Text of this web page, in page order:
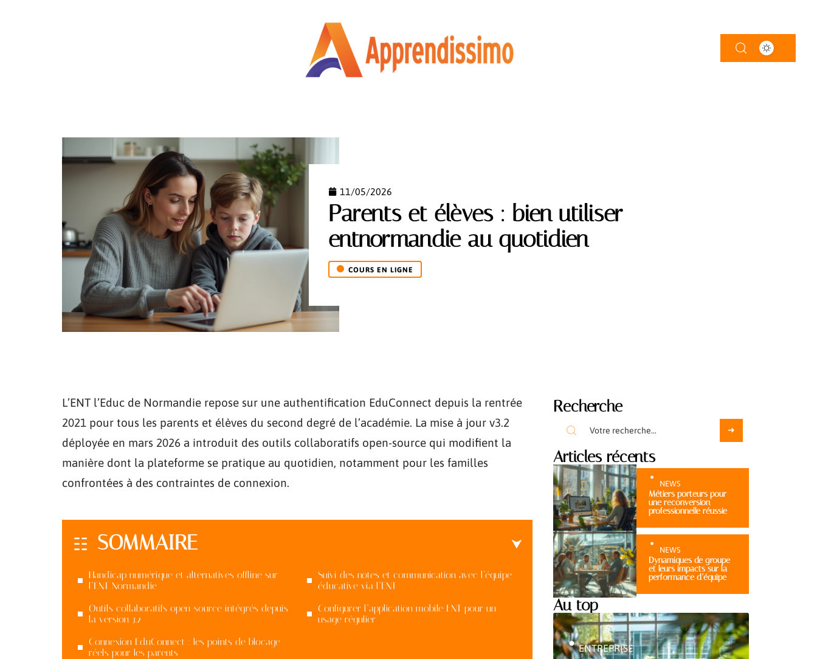
11/05/2026
Parents et élèves : bien utiliser
entnormandie au quotidien
COURS EN LIGNE
L’ENT l’Educ de Normandie repose sur une authentification EduConnect depuis la rentrée
2021 pour tous les parents et élèves du second degré de l’académie. La mise à jour v3.2
déployée en mars 2026 a introduit des outils collaboratifs open-source qui modifient la
manière dont la plateforme se pratique au quotidien, notamment pour les familles
confrontées à des contraintes de connexion.
SOMMAIRE
Handicap numérique et alternatives offline sur
l’ENT Normandie
Outils collaboratifs open-source intégrés depuis
la version 3.2
Connexion EduConnect : les points de blocage
réels pour les parents
Suivi des notes et communication avec l’équipe
éducative via l’ENT
Configurer l’application mobile ENT pour un
usage régulier
Recherche
Articles récents
NEWS
Métiers porteurs pour
une reconversion
professionnelle réussie
NEWS
Dynamiques de groupe
et leurs impacts sur la
performance d’équipe
Au top
ENTREPRISE